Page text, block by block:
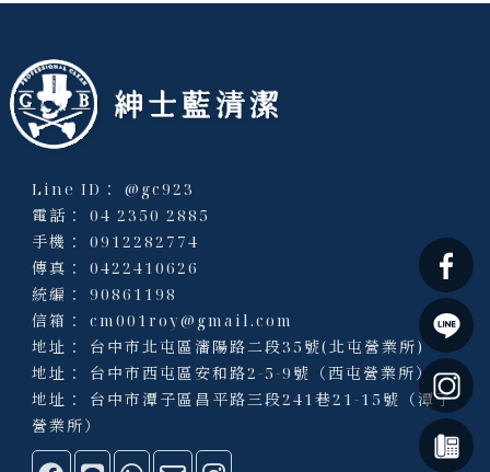
@gc923
04 2350 2885
0912282774
0422410626
90861198
cm001roy@gmail.com
台中市北屯區瀋陽路二段35號(北屯營業所)
台中市西屯區安和路2-5-9號（西屯營業所）